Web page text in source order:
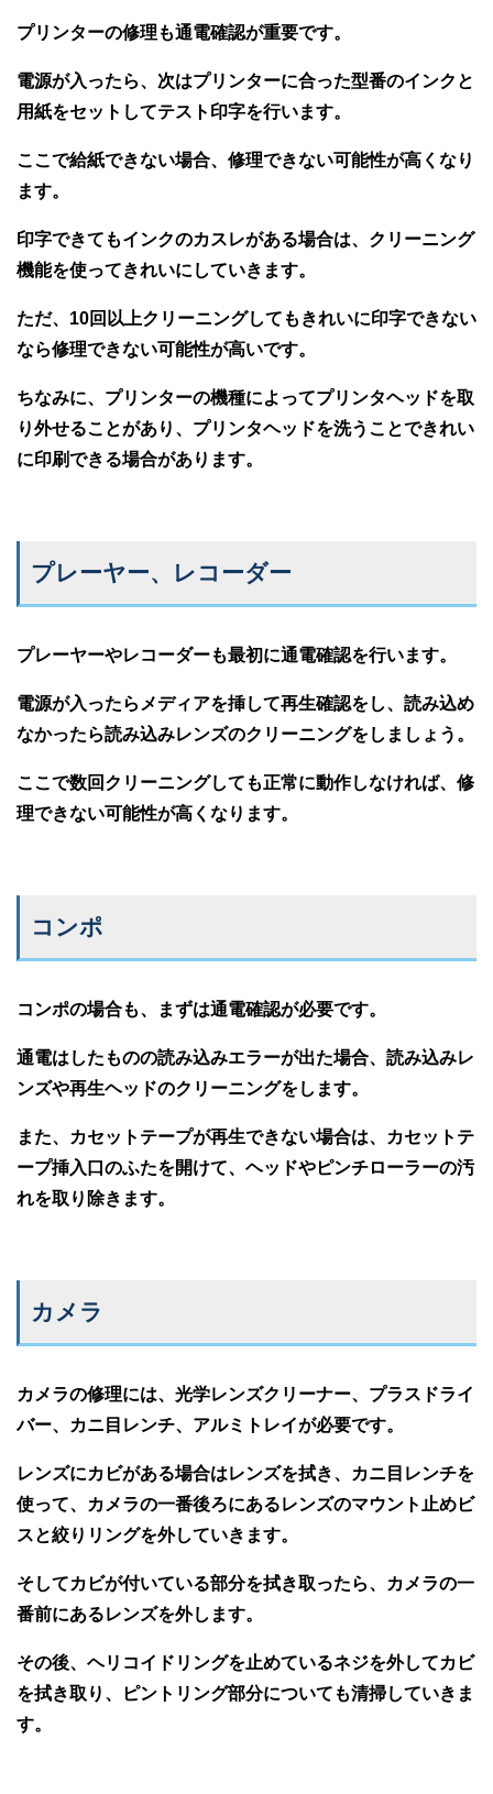
プリンターの修理も通電確認が重要です。
電源が入ったら、次はプリンターに合った型番のインクと
用紙をセットしてテスト印字を行います。
ここで給紙できない場合、修理できない可能性が高くなり
ます。
印字できてもインクのカスレがある場合は、クリーニング
機能を使ってきれいにしていきます。
ただ、10回以上クリーニングしてもきれいに印字できない
なら修理できない可能性が高いです。
ちなみに、プリンターの機種によってプリンタヘッドを取
り外せることがあり、プリンタヘッドを洗うことできれい
に印刷できる場合があります。
プレーヤー、レコーダー
プレーヤーやレコーダーも最初に通電確認を行います。
電源が入ったらメディアを挿して再生確認をし、読み込め
なかったら読み込みレンズのクリーニングをしましょう。
ここで数回クリーニングしても正常に動作しなければ、修
理できない可能性が高くなります。
コンポ
コンポの場合も、まずは通電確認が必要です。
通電はしたものの読み込みエラーが出た場合、読み込みレ
ンズや再生ヘッドのクリーニングをします。
また、カセットテープが再生できない場合は、カセットテ
ープ挿入口のふたを開けて、ヘッドやピンチローラーの汚
れを取り除きます。
カメラ
カメラの修理には、光学レンズクリーナー、プラスドライ
バー、カニ目レンチ、アルミトレイが必要です。
レンズにカビがある場合はレンズを拭き、カニ目レンチを
使って、カメラの一番後ろにあるレンズのマウント止めビ
スと絞りリングを外していきます。
そしてカビが付いている部分を拭き取ったら、カメラの一
番前にあるレンズを外します。
その後、ヘリコイドリングを止めているネジを外してカビ
を拭き取り、ピントリング部分についても清掃していきま
す。